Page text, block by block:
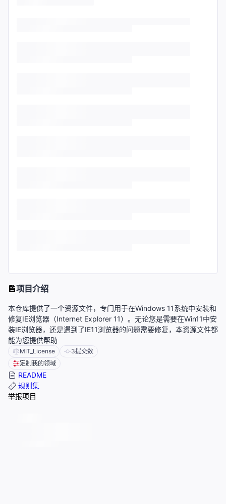
项目介绍
本仓库提供了一个资源文件，专门用于在Windows 11系统中安装和
修复IE浏览器（Internet Explorer 11）。无论您是需要在Win11中安
装IE浏览器，还是遇到了IE11浏览器的问题需要修复，本资源文件都
能为您提供帮助
MIT_License 3提交数
定制我的领域
README
规则集
举报项目